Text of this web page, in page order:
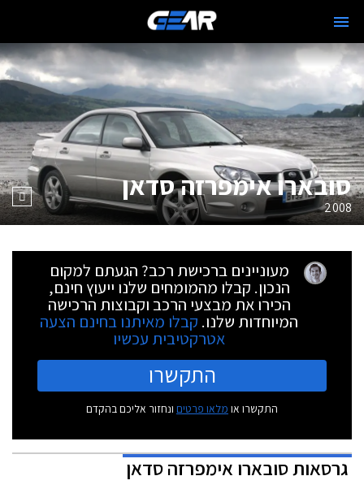
סובארו אימפרזה סדאן
2008
מעוניינים ברכישת רכב? הגעתם למקום
הנכון. קבלו מהמומחים שלנו ייעוץ חינם,
הכירו את מבצעי הרכב וקבוצות הרכישה
המיוחדות שלנו. קבלו מאיתנו בחינם הצעה
אטרקטיבית עכשיו
התקשרו
התקשרו או מלאו פרטים ונחזור אליכם בהקדם
גרסאותסובארו אימפרזה סדאן